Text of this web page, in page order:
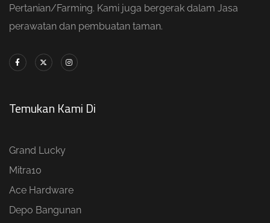
Pertanian/Farming. Kami juga bergerak dalam Jasa
perawatan dan pembuatan taman.
Temukan Kami Di
Grand Lucky
Mitra10
Ace Hardware
Depo Bangunan